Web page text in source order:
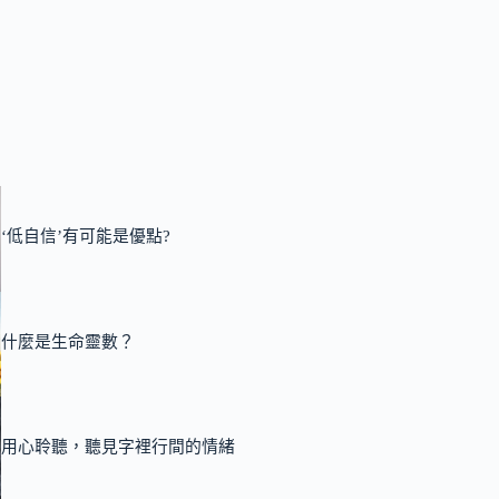
‘低自信’有可能是優點?
什麼是生命靈數？
用心聆聽，聽見字裡行間的情緒